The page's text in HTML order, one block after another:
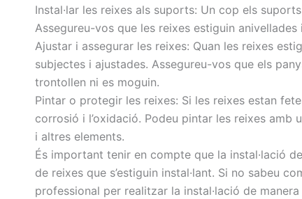
Instal·lar les reixes als suports: Un cop els
Assegureu-vos que les reixes estiguin anivellades
Ajustar i assegurar les reixes: Quan les reixes
subjectes i ajustades. Assegureu-vos que els
trontollen ni es moguin.
Pintar o protegir les reixes: Si les reixes estan
corrosió i l’oxidació. Podeu pintar les reixes
i altres elements.
És important tenir en compte que la instal·lació
de reixes que s’estiguin instal·lant. Si no sabeu
professional per realitzar la instal·lació de